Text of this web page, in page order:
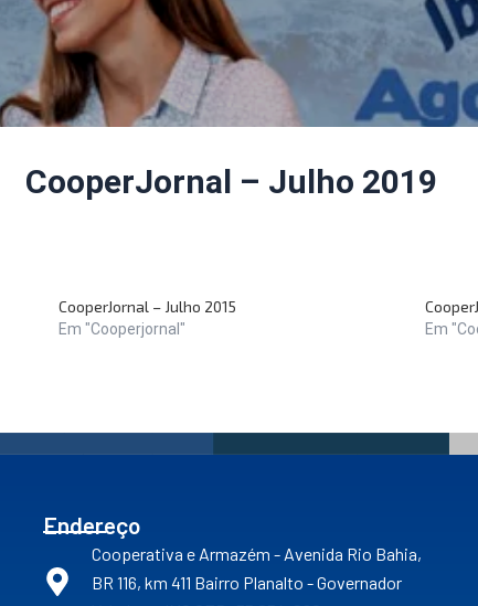
CooperJornal – Julho 2019
CooperJornal – Julho 2015
Em "Cooperjornal" Em
Endereço
Cooperativa e Armazém - Avenida Rio Bahia,
BR 116, km 411 Bairro Planalto - Governador